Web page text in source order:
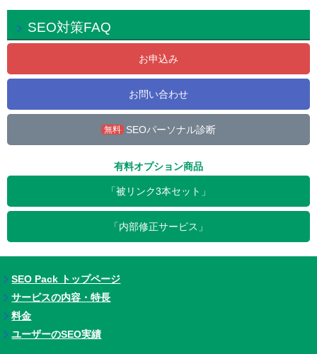
SEO対策FAQ
お申込み
お問い合わせ
無料 SEOパーソナル診断
有料オプション商品
「被リンク3本セット」
「内部修正サービス」
SEO Pack トップページ
サービスの内容・特長
料金
ユーザーのSEO実績